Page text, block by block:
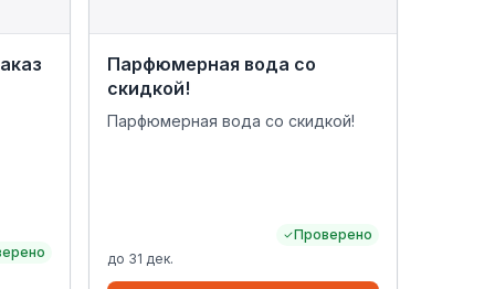
Парфюмерная вода со
скидкой!
Парфюмерная вода со скидкой!
Проверено
до 31 дек.